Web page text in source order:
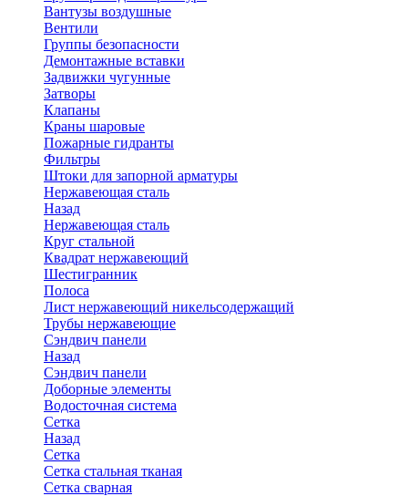
Вантузы воздушные
Вентили
Группы безопасности
Демонтажные вставки
Задвижки чугунные
Затворы
Клапаны
Краны шаровые
Пожарные гидранты
Фильтры
Штоки для запорной арматуры
Нержавеющая сталь
Назад
Нержавеющая сталь
Круг стальной
Квадрат нержавеющий
Шестигранник
Полоса
Лист нержавеющий никельсодержащий
Трубы нержавеющие
Сэндвич панели
Назад
Сэндвич панели
Доборные элементы
Водосточная система
Сетка
Назад
Сетка
Сетка стальная тканая
Сетка сварная